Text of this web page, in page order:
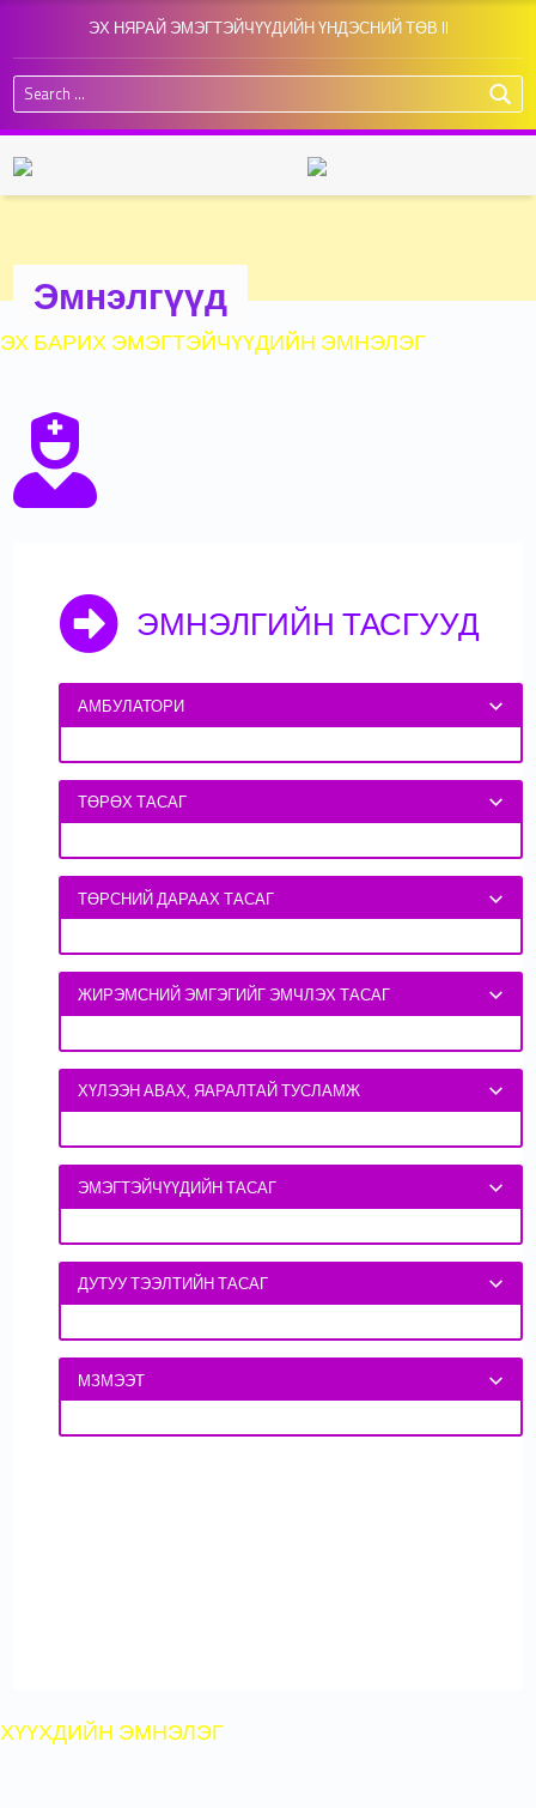
ЭХ НЯРАЙ ЭМЭГТЭЙЧҮҮДИЙН ҮНДЭСНИЙ ТӨВ II
Search for:
Эмнэлгүүд
ЭХ БАРИХ ЭМЭГТЭЙЧҮҮДИЙН ЭМНЭЛЭГ
ЭМНЭЛГИЙН ТАСГУУД
АМБУЛАТОРИ
ТӨРӨХ ТАСАГ
ТӨРСНИЙ ДАРААХ ТАСАГ
ЖИРЭМСНИЙ ЭМГЭГИЙГ ЭМЧЛЭХ ТАСАГ
ХҮЛЭЭН АВАХ, ЯАРАЛТАЙ ТУСЛАМЖ
ЭМЭГТЭЙЧҮҮДИЙН ТАСАГ
ДУТУУ ТЭЭЛТИЙН ТАСАГ
МЗМЭЭТ
ХҮҮХДИЙН ЭМНЭЛЭГ